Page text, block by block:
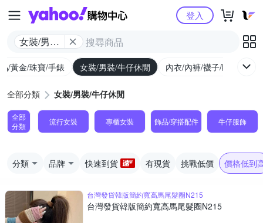
Yahoo購物中心
女裝/男裝/
登入
/黃金/珠寶/手錶 女裝/男裝/牛仔休閒 內衣/內褲/襪子/睡衣
全部分類 女裝/男裝/牛仔休閒
全部
分類
流行女裝 專櫃女裝 飾品​/​穿搭​配件 牛仔服飾
分類 品牌 快速到貨 有現貨 挑戰低價 價格低到
台灣發貨韓版簡約寬高馬尾髮圈N215
台灣發貨韓版簡約寬高馬尾髮圈N215